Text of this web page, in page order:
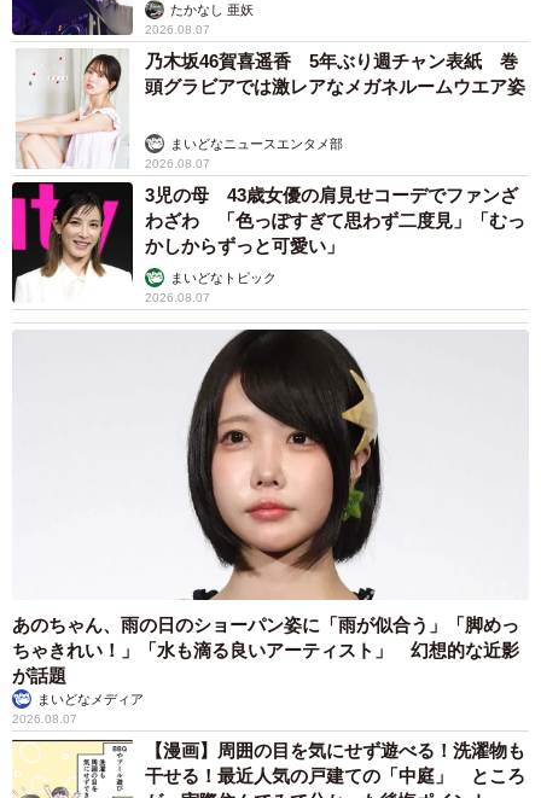
たかなし 亜妖
2026.08.07
乃木坂46賀喜遥香 5年ぶり週チャン表紙 巻
頭グラビアでは激レアなメガネルームウエア姿
まいどなニュースエンタメ部
2026.08.07
3児の母 43歳女優の肩見せコーデでファンざ
わざわ 「色っぽすぎて思わず二度見」「むっ
かしからずっと可愛い」
まいどなトピック
2026.08.07
あのちゃん、雨の日のショーパン姿に「雨が似合う」「脚めっ
ちゃきれい！」「水も滴る良いアーティスト」 幻想的な近影
が話題
まいどなメディア
2026.08.07
【漫画】周囲の目を気にせず遊べる！洗濯物も
干せる！最近人気の戸建ての「中庭」 ところ